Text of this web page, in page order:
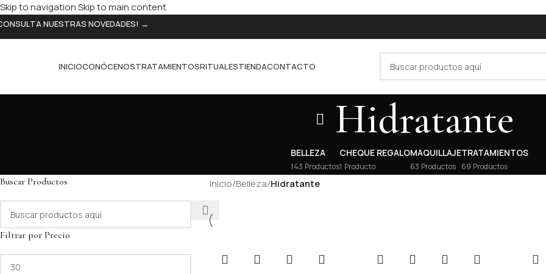
Skip to navigationSkip to main content
NUESTRAS NOVEDADES! →
INICIOCONÓCENOSTRATAMIENTOSRITUALESTIENDACONTACTO
Hidratante
BELLEZA
143 Productos
CHEQUE REGALO
1 Producto
MAQUILLAJE
63 Productos
TRATAMIENTOS
69 Productos
Buscar Productos
Filtrar por Precio
Inicio/Belleza/Hidratante